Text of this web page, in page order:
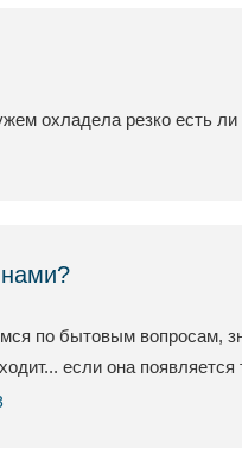
охладела резко есть
по бытовым вопросам,
если она